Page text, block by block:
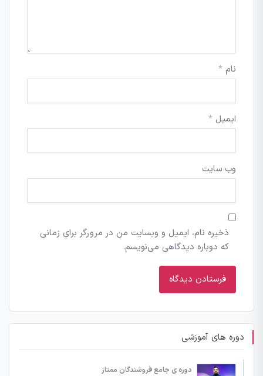
نام *
ایمیل *
وب‌ سایت
ذخیره نام، ایمیل و وبسایت من در مرورگر برای زمانی
که دوباره دیدگاهی می‌نویسم.
دوره های آموزشی
دوره ی جامع فروشندگان ممتاز